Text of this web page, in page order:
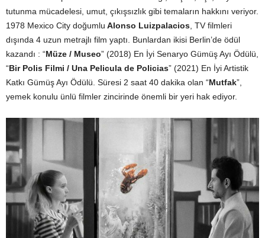
tutunma mücadelesi, umut, çıkışsızlık gibi temaların hakkını veriyor.
1978 Mexico City doğumlu Alonso Luizpalacios , TV filmleri
dışında 4 uzun metrajlı film yaptı. Bunlardan ikisi Berlin’de ödül
kazandı : “Müze / Museo” (2018) En İyi Senaryo Gümüş Ayı Ödülü,
“Bir Polis Filmi / Una Pelicula de Policias” (2021) En İyi Artistik
Katkı Gümüş Ayı Ödülü. Süresi 2 saat 40 dakika olan “Mutfak”,
yemek konulu ünlü filmler zincirinde önemli bir yeri hak ediyor.